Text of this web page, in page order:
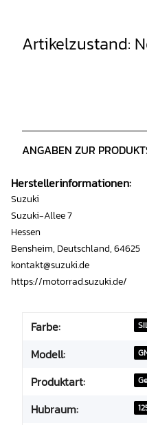
Artikelzustand:
ANGABEN ZUR
Herstellerinformationen:
Suzuki
Suzuki-Allee 7
Hessen
Bensheim, Deutschland, 64625
kontakt@suzuki.de
https://motorrad.suzuki.de/
Farbe:
Modell:
Produktart:
Hubraum: